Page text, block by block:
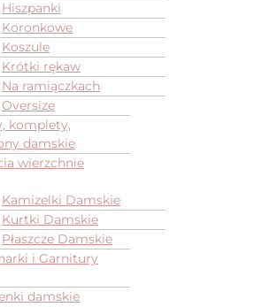
Hiszpanki
Koronkowe
Koszule
Krótki rękaw
Na ramiączkach
Oversize
komplety,
damskie
wierzchnie
Kamizelki Damskie
Kurtki Damskie
Płaszcze Damskie
i Garnitury
damskie